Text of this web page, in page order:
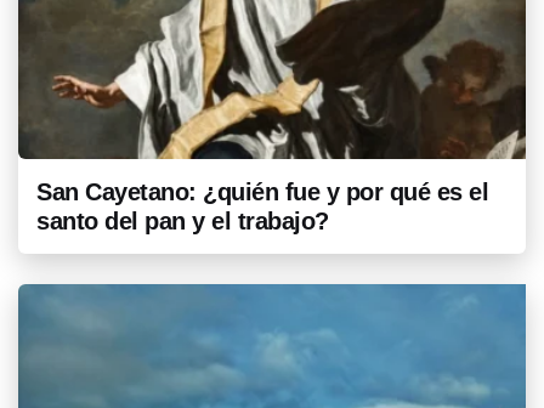
San Cayetano: ¿quién fue y por qué es el
santo del pan y el trabajo?